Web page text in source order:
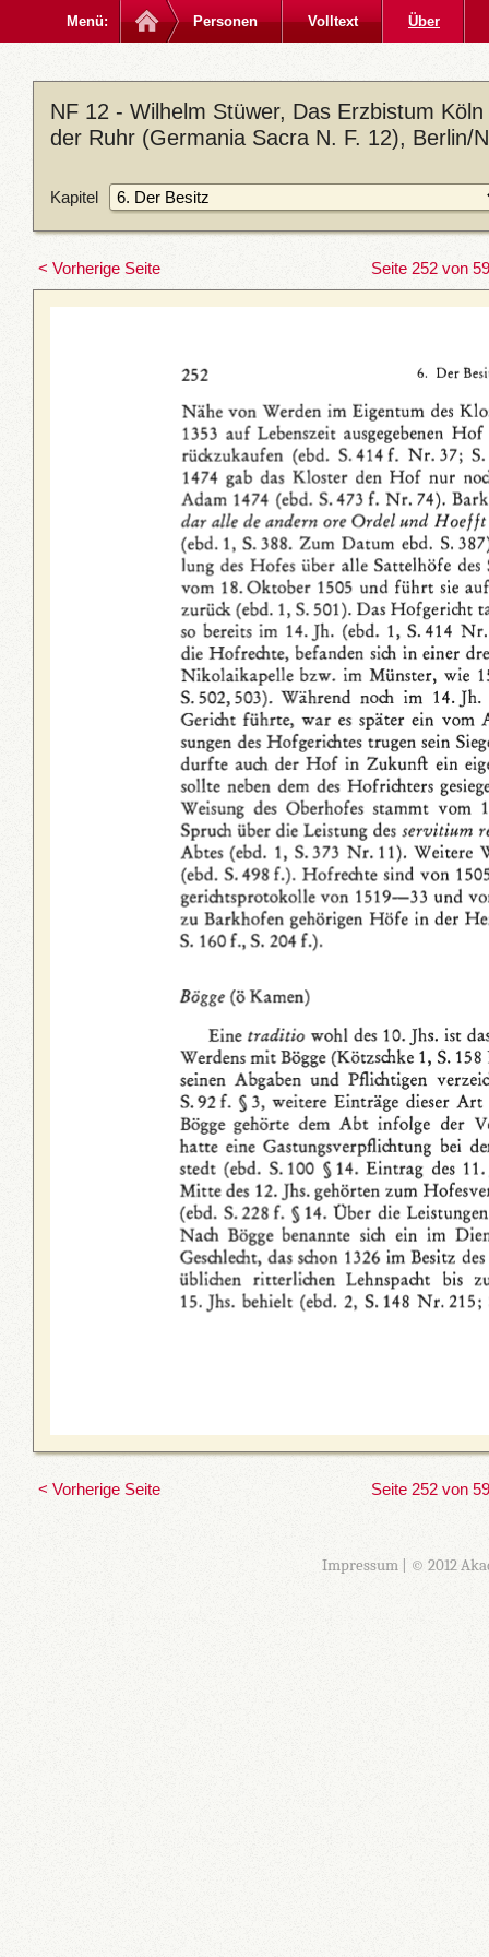
Menü: Personen Volltext Über
NF 12 - Wilhelm Stüwer, Das Erzbistum
der Ruhr (Germania Sacra N. F. 12), Berlin/
Kapitel
< Vorherige Seite Seite 252 von
< Vorherige Seite Seite 252 von
Impressum| © 2012